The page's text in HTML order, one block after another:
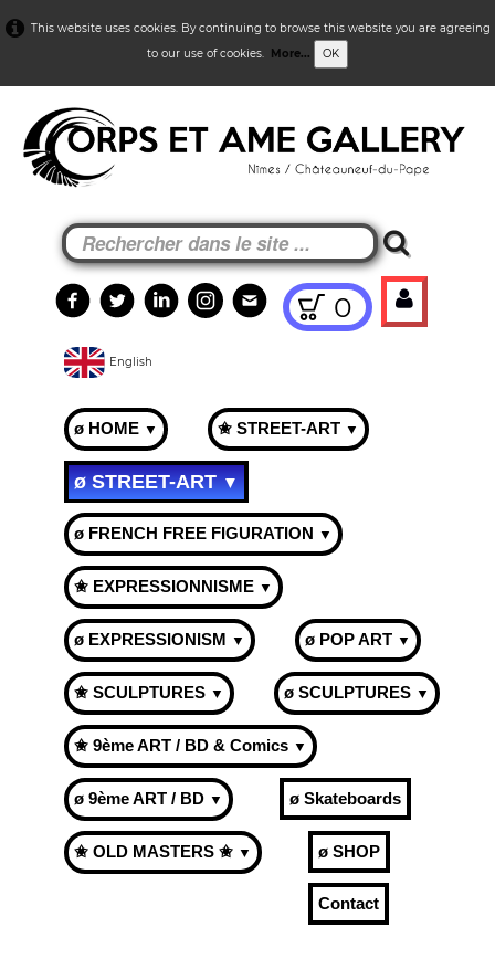
This website uses cookies. By continuing to browse this website you are agreeing
to our use of cookies. More... OK
0
English
ø HOME ▼ ✬ STREET-ART ▼
ø STREET-ART▼
ø FRENCH FREE FIGURATION ▼
✬ EXPRESSIONNISME ▼
ø EXPRESSIONISM ▼ ø POP ART ▼
✬ SCULPTURES ▼ ø SCULPTURES ▼
✬ 9ème ART / BD & Comics ▼
ø 9ème ART / BD ▼ ø Skateboards
✬ OLD MASTERS ✬ ▼ ø SHOP
Contact